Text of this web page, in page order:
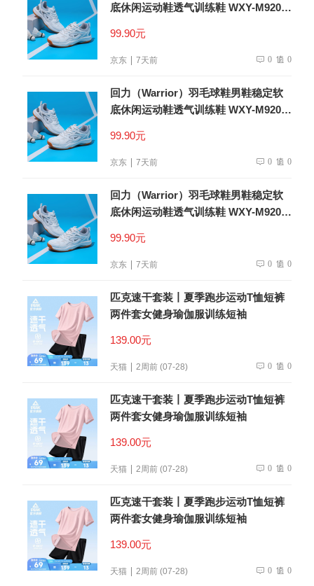
底休闲运动鞋透气训练鞋 WXY-M920C
99.90元
京东 7天前 0 0
回力（Warrior）羽毛球鞋男鞋稳定软
底休闲运动鞋透气训练鞋 WXY-M920C
99.90元
京东 7天前 0 0
回力（Warrior）羽毛球鞋男鞋稳定软
底休闲运动鞋透气训练鞋 WXY-M920C
99.90元
京东 7天前 0 0
匹克速干套装丨夏季跑步运动T恤短裤
两件套女健身瑜伽服训练短袖
139.00元
天猫 2周前 (07-28) 0 0
匹克速干套装丨夏季跑步运动T恤短裤
两件套女健身瑜伽服训练短袖
139.00元
天猫 2周前 (07-28) 0 0
匹克速干套装丨夏季跑步运动T恤短裤
两件套女健身瑜伽服训练短袖
139.00元
天猫 2周前 (07-28) 0 0